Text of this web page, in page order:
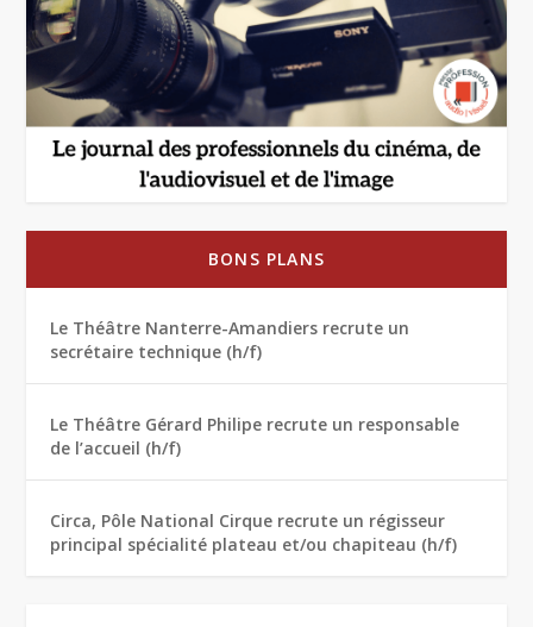
BONS PLANS
Le Théâtre Nanterre-Amandiers recrute un
secrétaire technique (h/f)
Le Théâtre Gérard Philipe recrute un responsable
de l’accueil (h/f)
Circa, Pôle National Cirque recrute un régisseur
principal spécialité plateau et/ou chapiteau (h/f)